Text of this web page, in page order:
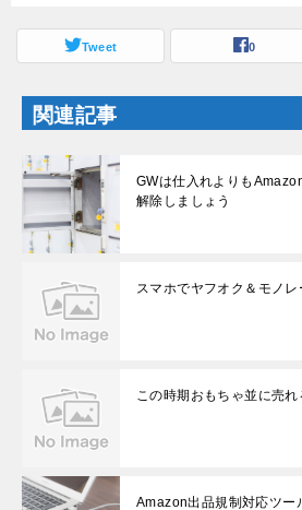
き
す
し
い
ウ
ン
ド
ウ
で
き
ま
す
)
Tweet 0
関連記事
GWは仕入れよりも
解除しましょう
スマホでヤフオク＆モノ
この時期おもちゃ並に売
Amazon出品規制対応ツー